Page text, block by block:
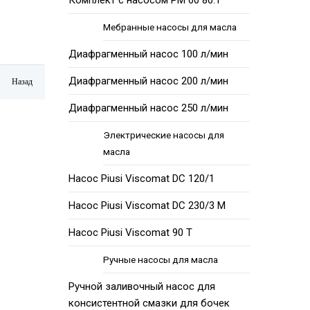
Мебранные насосы для масла
Диафрагменный насос 100 л/мин
Диафрагменный насос 200 л/мин
Диафрагменный насос 250 л/мин
Электрические насосы для
масла
Насос Piusi Viscomat DC 120/1
Насос Piusi Viscomat DC 230/3 М
Насос Piusi Viscomat 90 Т
Ручные насосы для масла
Ручной заливочный насос для
консистентной смазки для бочек